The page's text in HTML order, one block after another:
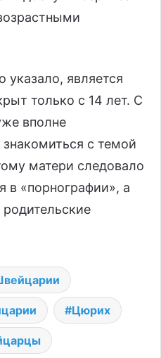
является
только с 14 лет. С
вполне
с темой
матери следовало
в «порнографии», а
Цюрих